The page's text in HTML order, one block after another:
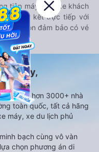
tiện máy bay, xe khách
liên kết trực tiếp với
hoả, luôn đảm bảo có vé
bay,
tiện với hơn 3000+ nhà
toàn quốc, tất cả hãng
máy, xe du lịch phủ
bạch cùng vô vàn
chọn phương án di